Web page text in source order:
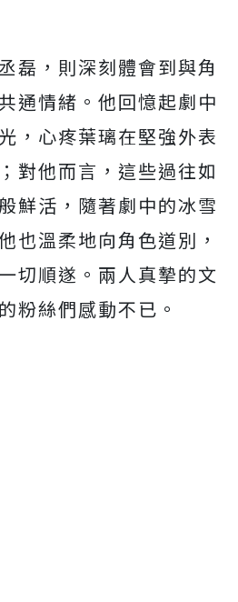
磊， 則深刻體會到與角
通情緒。 他回憶起劇中
， 心疼葉璃在堅強外表
對他而言， 這些過往如
鮮活， 隨著劇中的冰雪
也溫柔地向角色道別，
切順遂。兩人真摯的文
粉絲們感動不已。